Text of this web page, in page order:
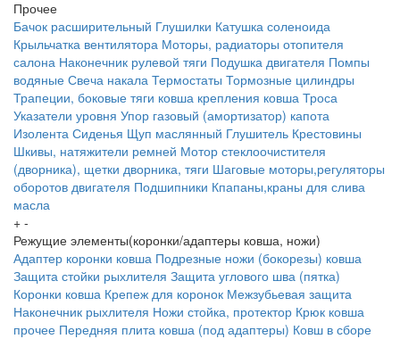
Прочее
Бачок расширительный Глушилки Катушка соленоида
Крыльчатка вентилятора Моторы, радиаторы отопителя
салона Наконечник рулевой тяги Подушка двигателя Помпы
водяные Свеча накала Термостаты Тормозные цилиндры
Трапеции, боковые тяги ковша крепления ковша Троса
Указатели уровня Упор газовый (амортизатор) капота
Изолента Сиденья Щуп маслянный Глушитель Крестовины
Шкивы, натяжители ремней Мотор стеклоочистителя
(дворника), щетки дворника, тяги Шаговые моторы,регуляторы
оборотов двигателя Подшипники Кпапаны,краны для слива
масла
+ -
Режущие элементы(коронки/адаптеры ковша, ножи)
Адаптер коронки ковша Подрезные ножи (бокорезы) ковша
Защита стойки рыхлителя Защита углового шва (пятка)
Коронки ковша Крепеж для коронок Межзубьевая защита
Наконечник рыхлителя Ножи стойка, протектор Крюк ковша
прочее Передняя плита ковша (под адаптеры) Ковш в сборе